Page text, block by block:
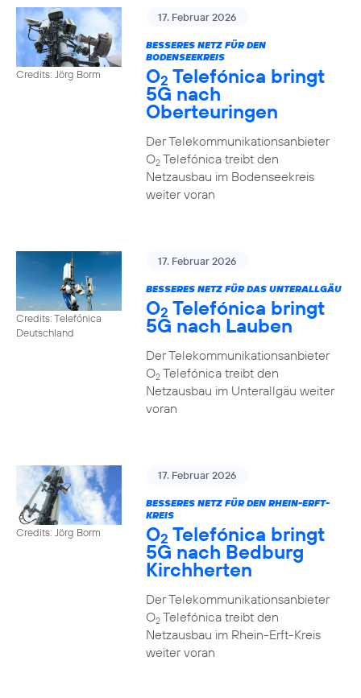
Credits: Jörg Borm
17. Februar 2026
BESSERES NETZ FÜR DEN
BODENSEEKREIS
O2 Telefónica bringt
5G nach
Oberteuringen
Der Telekommunikationsanbieter
O2Telefónica treibt den
Netzausbau im Bodenseekreis
weiter voran
Credits: Telefónica
Deutschland
17. Februar 2026
BESSERES NETZ FÜR DAS UNTERALLGÄU
O2 Telefónica bringt
5G nach Lauben
Der Telekommunikationsanbieter
O2Telefónica treibt den
Netzausbau im Unterallgäu weiter
voran
Credits: Jörg Borm
17. Februar 2026
BESSERES NETZ FÜR DEN RHEIN-ERFT-
KREIS
O2 Telefónica bringt
5G nach Bedburg
Kirchherten
Der Telekommunikationsanbieter
O2Telefónica treibt den
Netzausbau im Rhein-Erft-Kreis
weiter voran